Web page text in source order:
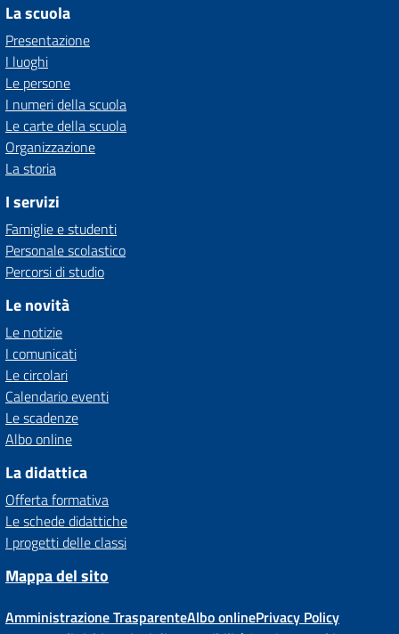
La scuola
Presentazione
I luoghi
Le persone
I numeri della scuola
Le carte della scuola
Organizzazione
La storia
I servizi
Famiglie e studenti
Personale scolastico
Percorsi di studio
Le novità
Le notizie
I comunicati
Le circolari
Calendario eventi
Le scadenze
Albo online
La didattica
Offerta formativa
Le schede didattiche
I progetti delle classi
Mappa del sito
Amministrazione TrasparenteAlbo onlinePrivacy Policy